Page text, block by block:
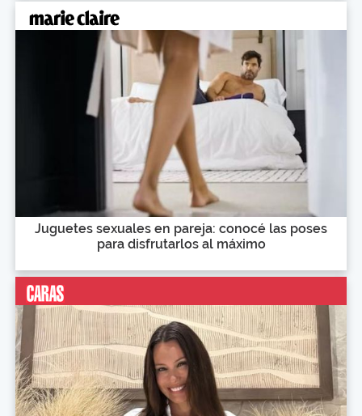
Juguetes sexuales en pareja: conocé las poses
para disfrutarlos al máximo